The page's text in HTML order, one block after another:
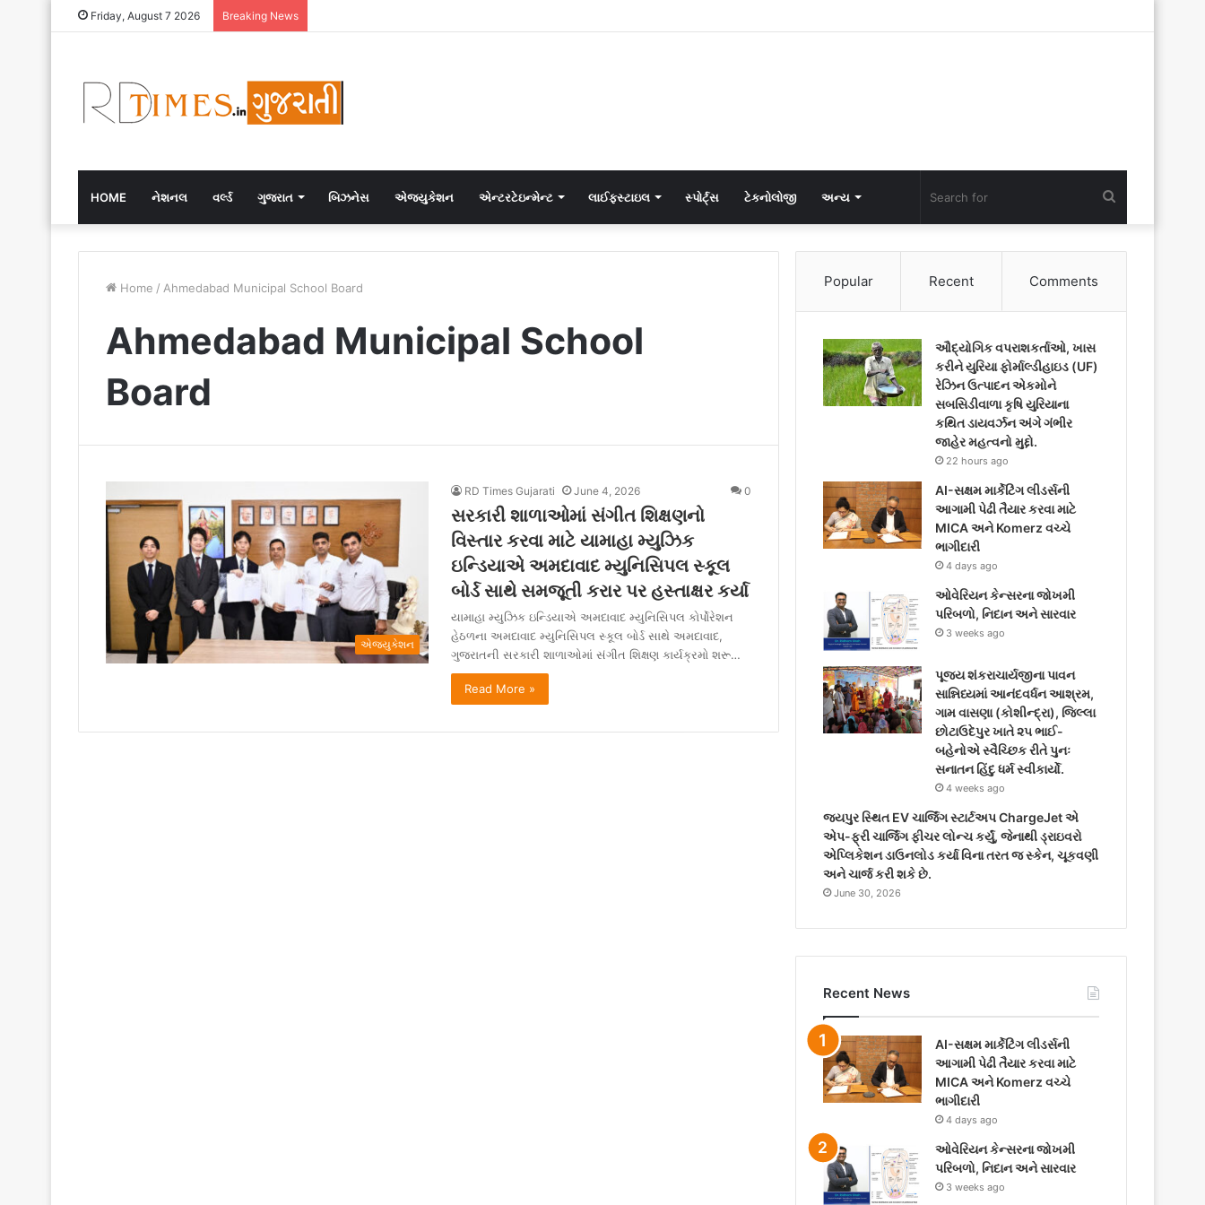
Friday, August 7 2026 Breaking News
HOME નેશનલ વર્લ્ડ ગુજરાત બિઝનેસ એજ્યુકેશન એન્ટરટેઇન્મેન્ટ લાઈફસ્ટાઇલ સ્પોર્ટ્સ ટેકનોલોજી અન્ય
for
Home / Ahmedabad Municipal School Board
Ahmedabad Municipal School
Board
એજ્યુકેશન
RD Times Gujarati June 4, 2026 0
સરકારી શાળાઓમાં સંગીત શિક્ષણનો
વિસ્તાર કરવા માટે યામાહા મ્યુઝિક
ઇન્ડિયાએ અમદાવાદ મ્યુનિસિપલ સ્કૂલ
બોર્ડ સાથે સમજૂતી કરાર પર હસ્તાક્ષર કર્યા
યામાહા મ્યુઝિક ઇન્ડિયાએ અમદાવાદ મ્યુનિસિપલ કોર્પોરેશન
હેઠળના અમદાવાદ મ્યુનિસિપલ સ્કૂલ બોર્ડ સાથે અમદાવાદ,
ગુજરાતની સરકારી શાળાઓમાં સંગીત શિક્ષણ કાર્યક્રમો શરૂ…
Read More »
Popular Recent Comments
ઔદ્યોગિક વપરાશકર્તાઓ, ખાસ
કરીને યુરિયા ફોર્માલ્ડીહાઇડ (UF)
રેઝિન ઉત્પાદન એકમોને
સબસિડીવાળા કૃષિ યુરિયાના
કથિત ડાયવર્ઝન અંગે ગંભીર
જાહેર મહત્વનો મુદ્દો.
22 hours ago
AI-સક્ષમ માર્કેટિંગ લીડર્સની
આગામી પેઢી તૈયાર કરવા માટે
MICA અને Komerz વચ્ચે
ભાગીદારી
4 days ago
ઓવેરિયન કેન્સરના જોખમી
પરિબળો, નિદાન અને સારવાર
3 weeks ago
પૂજ્ય શંકરાચાર્યજીના પાવન
સાન્નિધ્યમાં આનંદવર્ધન આશ્રમ,
ગામ વાસણા (કોશીન્દ્રા), જિલ્લા
છોટાઉદેપુર ખાતે ૨૫ ભાઈ-
બહેનોએ સ્વૈચ્છિક રીતે પુનઃ
સનાતન હિંદુ ધર્મ સ્વીકાર્યો.
4 weeks ago
જયપુર સ્થિત EV ચાર્જિંગ સ્ટાર્ટઅપ ChargeJet એ
એપ-ફ્રી ચાર્જિંગ ફીચર લોન્ચ કર્યું, જેનાથી ડ્રાઇવરો
એપ્લિકેશન ડાઉનલોડ કર્યા વિના તરત જ સ્કેન, ચૂકવણી
અને ચાર્જ કરી શકે છે.
June 30, 2026
Recent News
AI-સક્ષમ માર્કેટિંગ લીડર્સની
આગામી પેઢી તૈયાર કરવા માટે
MICA અને Komerz વચ્ચે
ભાગીદારી
4 days ago
ઓવેરિયન કેન્સરના જોખમી
પરિબળો, નિદાન અને સારવાર
3 weeks ago